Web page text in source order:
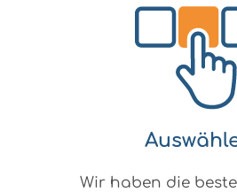
Wir haben die